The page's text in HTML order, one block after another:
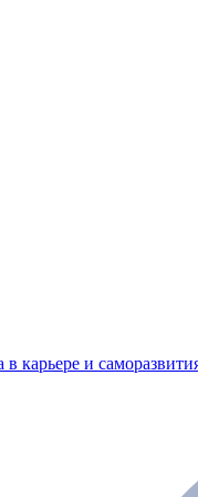
карьере и